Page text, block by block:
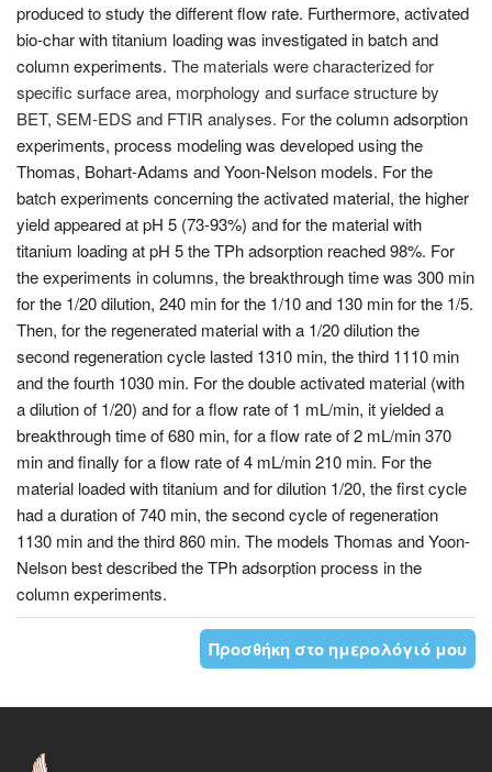
produced to study the different flow rate. Furthermore, activated
bio-char with titanium loading was investigated in batch and
column experiments. The materials were characterized for
specific surface area, morphology and surface structure by
BET, SEM-EDS and FTIR analyses. Forthe column adsorption
experiments, process modeling was developed using the
Thomas, Bohart-Adams and Yoon-Nelson models. For the
batch experiments concerning the activated material, the higher
yield appeared at pH 5 (73-93%) and for the material with
titanium loading at pH 5 the TPh adsorption reached 98%. For
the experiments in columns, the breakthrough time was 300 min
for the 1/20 dilution, 240 min for the 1/10 and 130 min for the 1/5.
Then, for the regenerated material with a 1/20 dilution the
second regeneration cycle lasted 1310 min, the third 1110 min
and the fourth 1030 min. For the double activated material (with
a dilution of 1/20) and for a flow rate of 1 mL/min, it yielded a
breakthrough time of 680 min, for a flow rate of 2 mL/min 370
min and finally for a flow rate of 4 mL/min 210 min. For the
material loaded with titanium and for dilution 1/20, the first cycle
had a duration of 740 min, the second cycle of regeneration
1130 min and the third 860 min. The models Thomas and Yoon-
Nelson best described the TPh adsorption process in the
column experiments.
Προσθήκη στο ημερολόγιό μου